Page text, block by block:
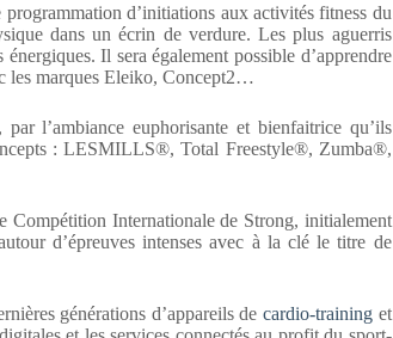
d’initiations aux activités fitness du
dans un écrin de verdure. Les plus aguerris
Il sera également possible d’apprendre
les marques Eleiko, Concept2…
l’ambiance euphorisante et bienfaitrice qu’ils
: LESMILLS®, Total Freestyle®, Zumba®,
Compétition Internationale de Strong, initialement
d’épreuves intenses avec à la clé le titre de
générations d’appareils decardio-training et